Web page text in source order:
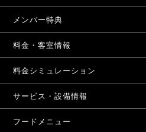
メンバー特典
料金・客室情報
料金シミュレーション
サービス・設備情報
フードメニュー